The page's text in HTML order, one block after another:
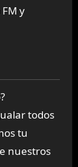
y
todos
tu
nuestros